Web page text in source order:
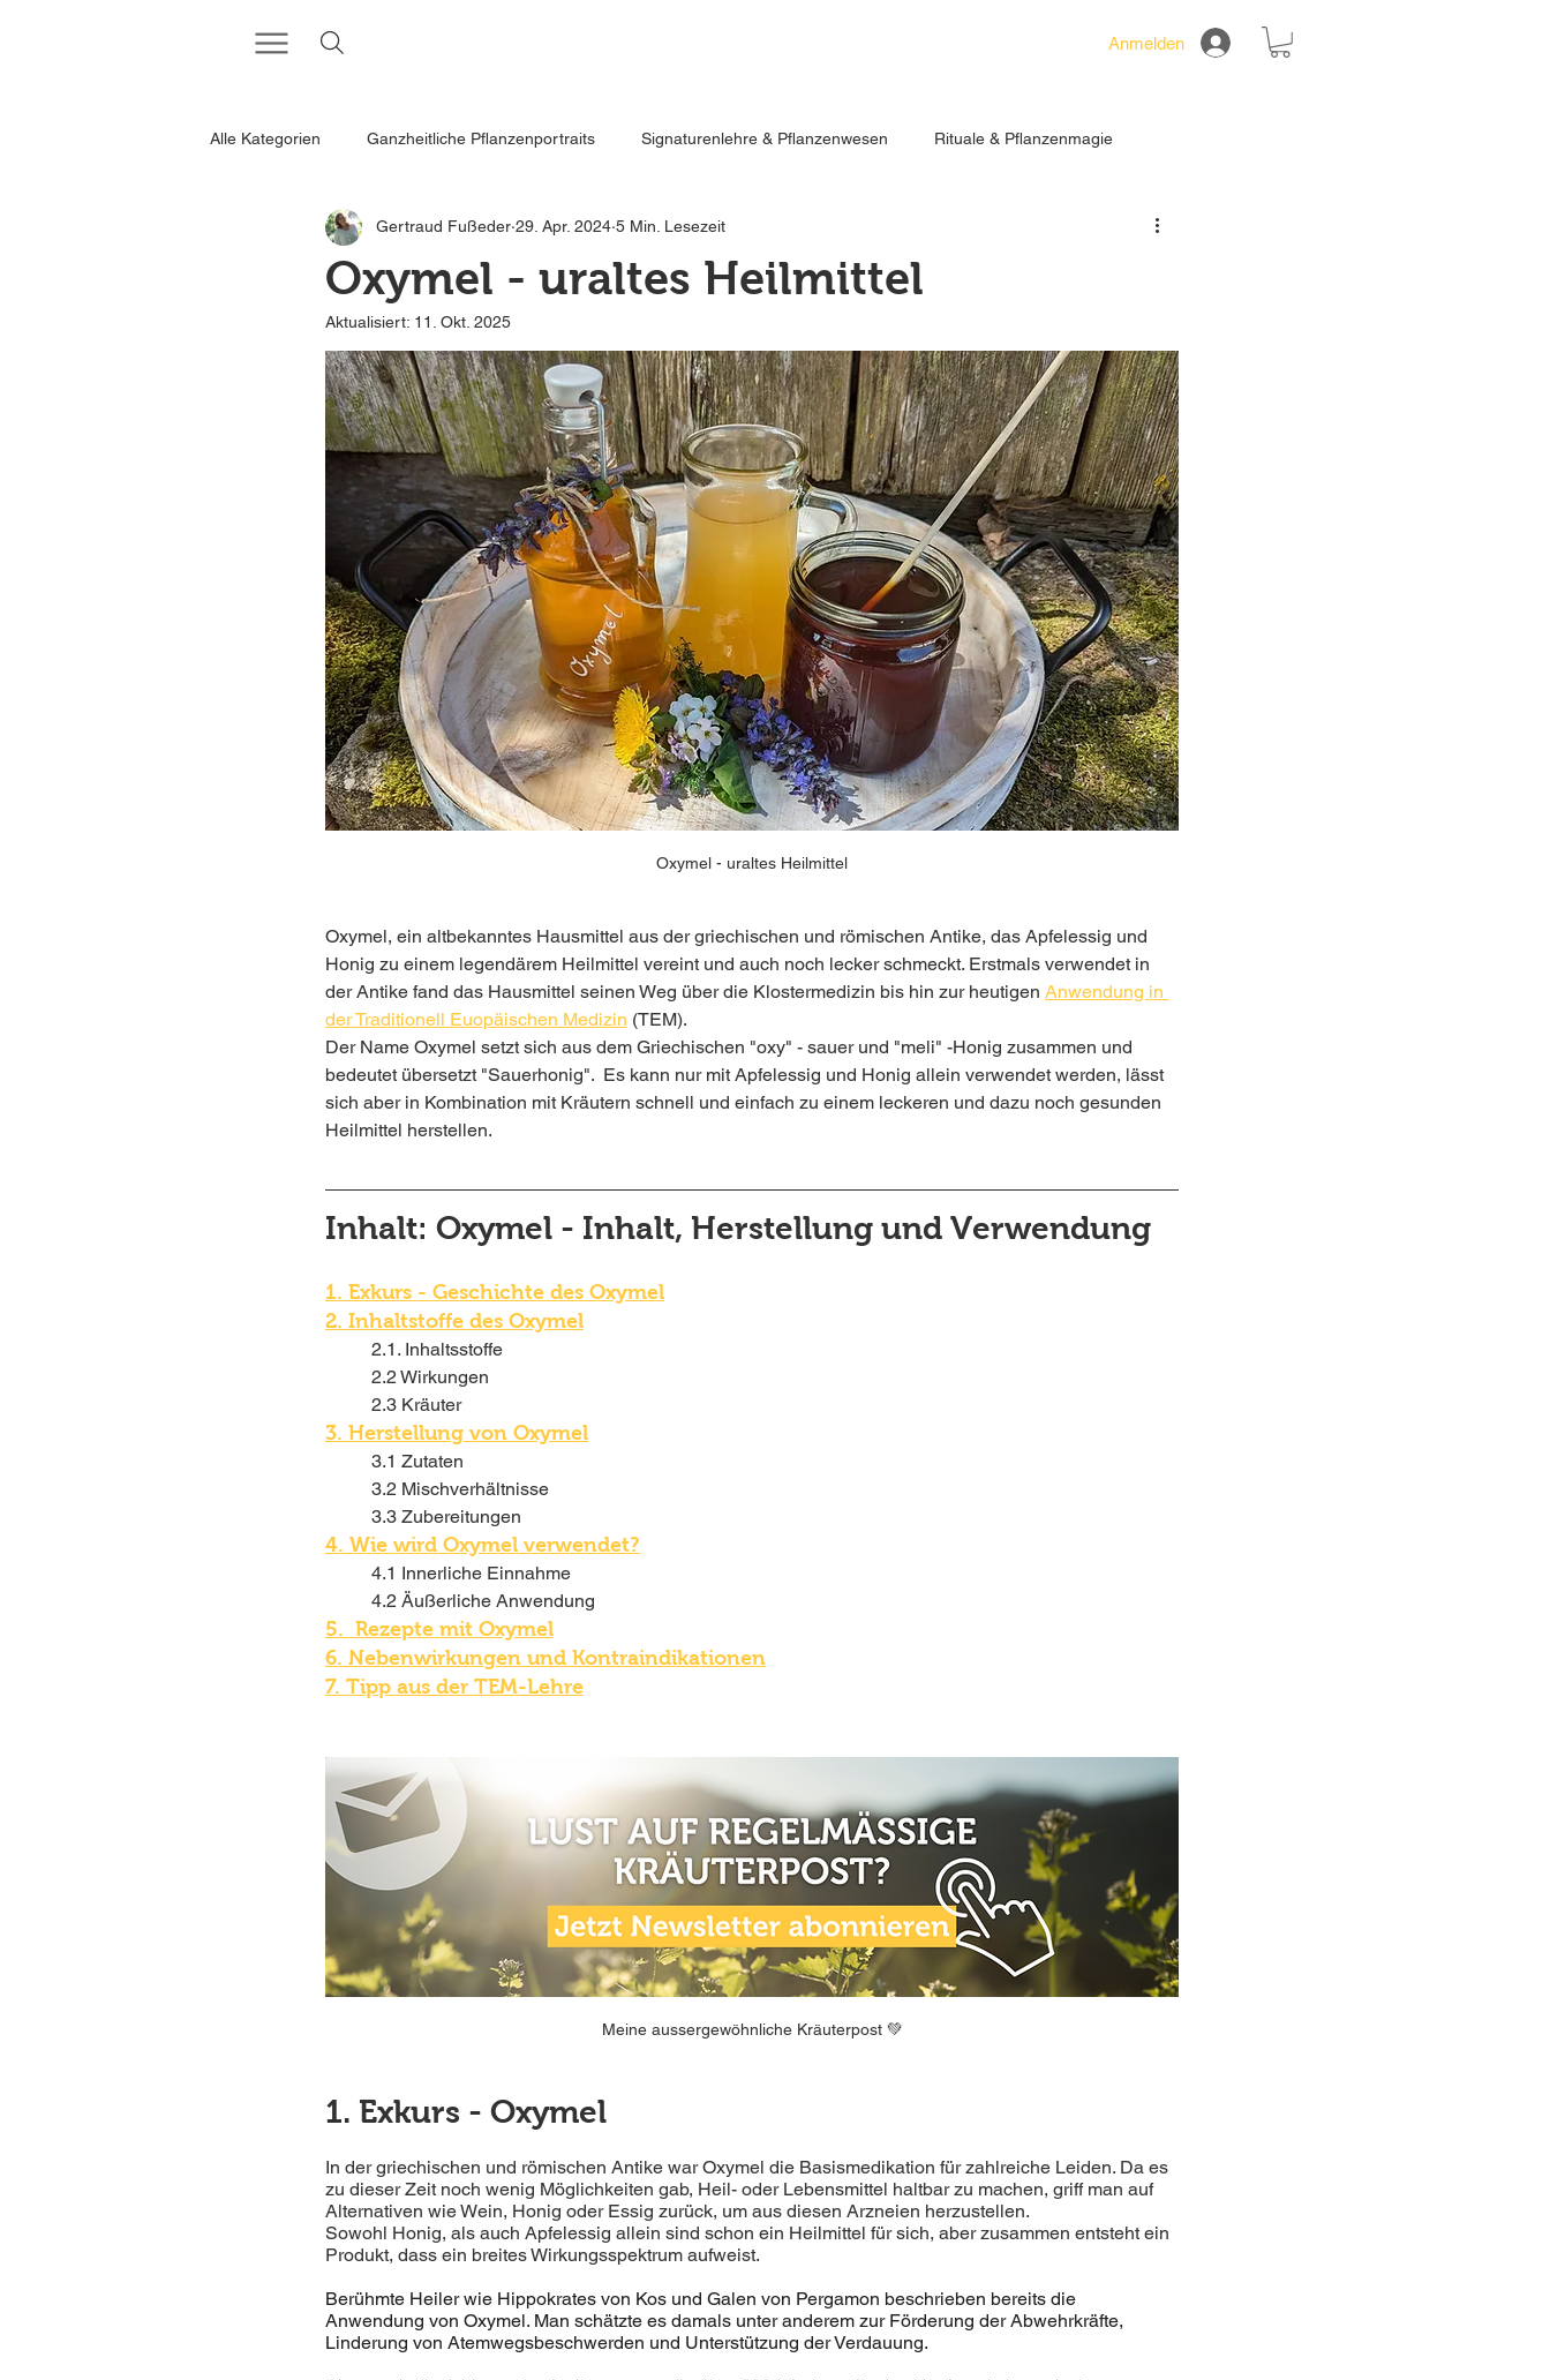
Anmelden
Alle Kategorien Ganzheitliche Pflanzenportraits Signaturenlehre & Pflanzenwesen Rituale & Pflanzenmagie
Rezepte für deine wilde Küche Rezepte für die Hausapotheke
Oxymel - uraltes Heilmittel
Gertraud Fußeder 29. Apr. 2024 5 Min. Lesezeit
Aktualisiert: 11. Okt. 2025
Oxymel - uraltes Heilmittel
Oxymel, ein altbekanntes Hausmittel aus der griechischen und römischen Antike, das Apfelessig und
Honig zu einem legendärem Heilmittel vereint und auch noch lecker schmeckt. Erstmals verwendet in
der Antike fand das Hausmittel seinen Weg über die Klostermedizin bis hin zur heutigen Anwendung in
der Traditionell Euopäischen Medizin (TEM).
Der Name Oxymel setzt sich aus dem Griechischen "oxy" - sauer und "meli" -Honig zusammen und
bedeutet übersetzt "Sauerhonig".  Es kann nur mit Apfelessig und Honig allein verwendet werden, lässt
sich aber in Kombination mit Kräutern schnell und einfach zu einem leckeren und dazu noch gesunden
Heilmittel herstellen.
Inhalt: Oxymel - Inhalt, Herstellung und Verwendung
1. Exkurs - Geschichte des Oxymel
2. Inhaltstoffe des Oxymel
2.1. Inhaltsstoffe
2.2 Wirkungen
2.3 Kräuter
3. Herstellung von Oxymel
	3.1 Zutaten
3.2 Mischverhältnisse
3.3 Zubereitungen
4. Wie wird Oxymel verwendet?
4.1 Innerliche Einnahme
4.2 Äußerliche Anwendung
5.  Rezepte mit Oxymel
6. Nebenwirkungen und Kontraindikationen
7. Tipp aus der TEM-Lehre
Meine aussergewöhnliche Kräuterpost 💚
1. Exkurs - Oxymel
In der griechischen und römischen Antike war Oxymel die Basismedikation für zahlreiche Leiden. Da es
zu dieser Zeit noch wenig Möglichkeiten gab, Heil- oder Lebensmittel haltbar zu machen, griff man auf
Alternativen wie Wein, Honig oder Essig zurück, um aus diesen Arzneien herzustellen.
Sowohl Honig, als auch Apfelessig allein sind schon ein Heilmittel für sich, aber zusammen entsteht ein
Produkt, dass ein breites Wirkungsspektrum aufweist.
Berühmte Heiler wie Hippokrates von Kos und Galen von Pergamon beschrieben bereits die
Anwendung von Oxymel. Man schätzte es damals unter anderem zur Förderung der Abwehrkräfte,
Linderung von Atemwegsbeschwerden und Unterstützung der Verdauung.